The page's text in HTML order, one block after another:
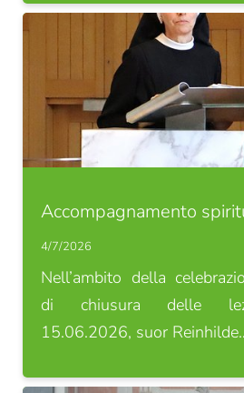
Accompagnamento
4/7/2026
Nell’ambito della
di chiusura delle
15.06.2026, suor